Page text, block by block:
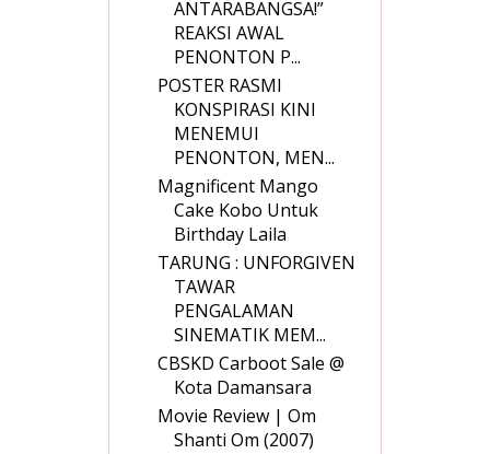
ANTARABANGSA!”
REAKSI AWAL
PENONTON P...
POSTER RASMI
KONSPIRASI KINI
MENEMUI
PENONTON, MEN...
Magnificent Mango
Cake Kobo Untuk
Birthday Laila
TARUNG : UNFORGIVEN
TAWAR
PENGALAMAN
SINEMATIK MEM...
CBSKD Carboot Sale @
Kota Damansara
Movie Review | Om
Shanti Om (2007)